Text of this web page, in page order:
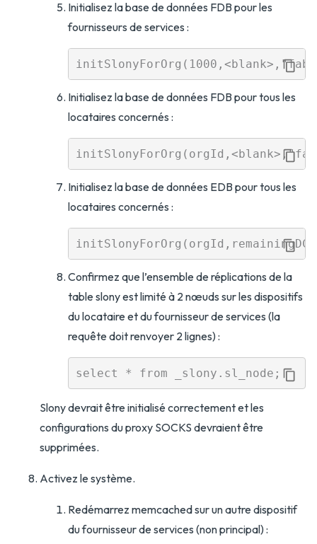
Initialisez la base de données FDB pour les
fournisseurs de services :
Initialisez la base de données FDB pour tous les
locataires concernés :
Initialisez la base de données EDB pour tous les
locataires concernés :
Confirmez que l’ensemble de réplications de la
table slony est limité à 2 nœuds sur les dispositifs
du locataire et du fournisseur de services (la
requête doit renvoyer 2 lignes) :
Slony devrait être initialisé correctement et les
configurations du proxy SOCKS devraient être
supprimées.
Activez le système.
Redémarrez memcached sur un autre dispositif
du fournisseur de services (non principal) :